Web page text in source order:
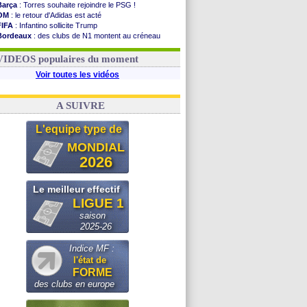
: Torres souhaite rejoindre le PSG !
: le retour d'Adidas est acté
: Infantino sollicite Trump
: des clubs de N1 montent au créneau
: le démenti de Leipzig pour Diomandé
populaires du moment
Voir toutes les vidéos
A SUIVRE
L'equipe type de
MONDIAL
2026
Le meilleur effectif
LIGUE 1
saison
2025-26
Indice MF :
l'état de
FORME
des clubs en europe